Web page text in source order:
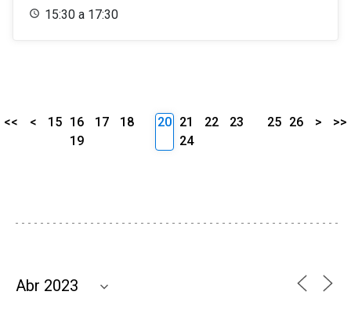
15:30 a 17:30
<< < 15 16 17
18
19
20 21 22
23
24
25 26 > >>